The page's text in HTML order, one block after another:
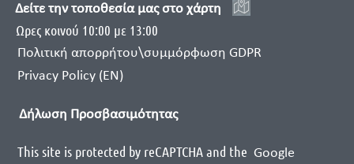
Δείτε την τοποθεσία μας στο χάρτη
Ωρες κοινού 10:00 με 13:00
Πολιτική απορρήτου\συμμόρφωση GDPR
Privacy Policy (EN)
Δήλωση Προσβασιμότητας
This site is protected by reCAPTCHA and the Google